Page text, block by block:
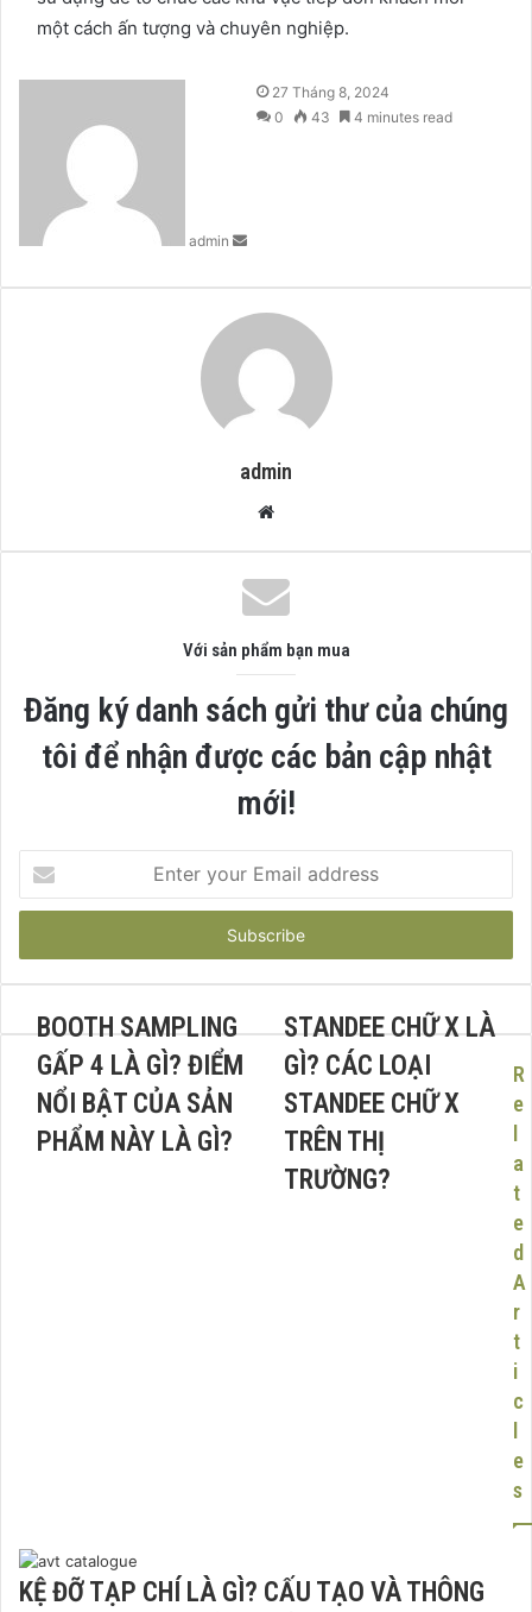
một cách ấn tượng và chuyên nghiệp.
admin
Send
an
27 Tháng 8, 2024
0
43 4 minutes read
admin
Website
Với sản phẩm bạn mua
Đăng ký danh sách gửi thư của chúng
tôi để nhận được các bản cập nhật
mới!
your
Email
BOOTH SAMPLING
GẤP 4 LÀ GÌ? ĐIỂM
NỔI BẬT CỦA SẢN
PHẨM NÀY LÀ GÌ?
STANDEE CHỮ X LÀ
GÌ? CÁC LOẠI
STANDEE CHỮ X
TRÊN THỊ
TRƯỜNG?
R
e
l
a
t
e
d
A
r
t
i
c
l
e
s
KỆ ĐỠ TẠP CHÍ LÀ GÌ? CẤU TẠO VÀ THÔNG